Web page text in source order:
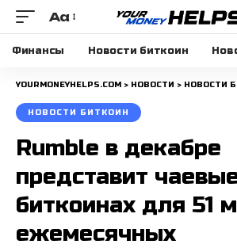
Размера
шрифта
Aa
Финансы Новости биткоин
YOURMONEYHELPS.COM > НОВОСТИ > НОВОСТИ
НОВОСТИ БИТКОИН
Rumble в декабре
представит
биткоинах для 51
ежемесячных